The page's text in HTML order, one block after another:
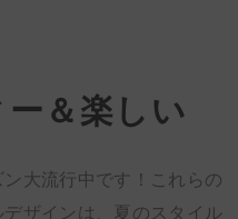
＆楽しい
大流行中です！これらの
ザインは、夏のスタイル